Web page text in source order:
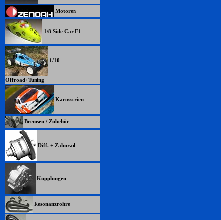
Motoren
1/8 Side Car F1
1/10
Offroad+Tuning
Karosserien
Bremsen / Zubehör
Diff. + Zahnrad
Kupplungen
Resonanzrohre